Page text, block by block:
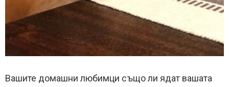
Вашите домашни любимци също ли ядат вашата